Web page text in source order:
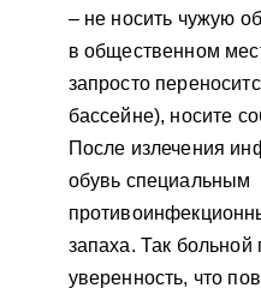
– не носить чужую
в общественном
запросто
бассейне), носите
После излечения
обувь специальным
запаха. Так больной
уверенность, что